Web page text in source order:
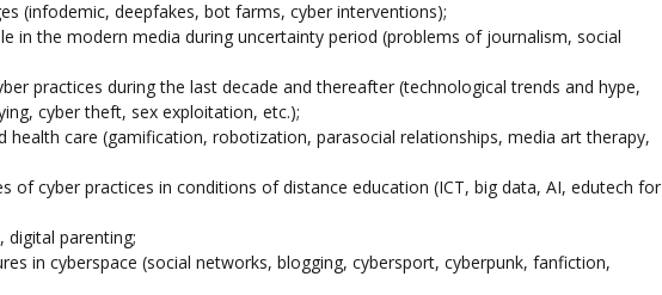
(infodemic, deepfakes, bot farms, cyber interventions);
in the modern media during uncertainty period (problems of journalism, social
practices during the last decade and thereafter (technological trends and hype,
cyber theft, sex exploitation, etc.);
health care (gamification, robotization, parasocial relationships, media art therapy,
of cyber practices in conditions of distance education (ICT, big data, AI, edutech for
digital parenting;
in cyberspace (social networks, blogging, cybersport, cyberpunk, fanfiction,